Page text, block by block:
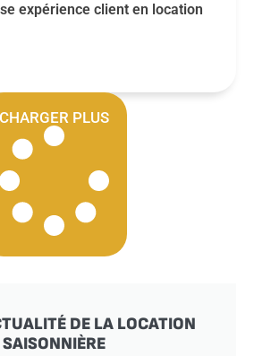
expérience client en location
CHARGER PLUS
DE LA LOCATION
SAISONNIÈRE